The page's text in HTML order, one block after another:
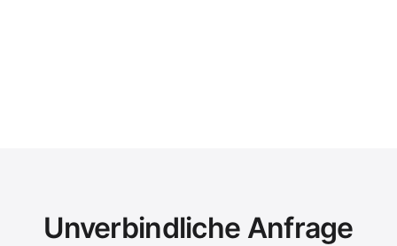
Unverbindliche Anfrage